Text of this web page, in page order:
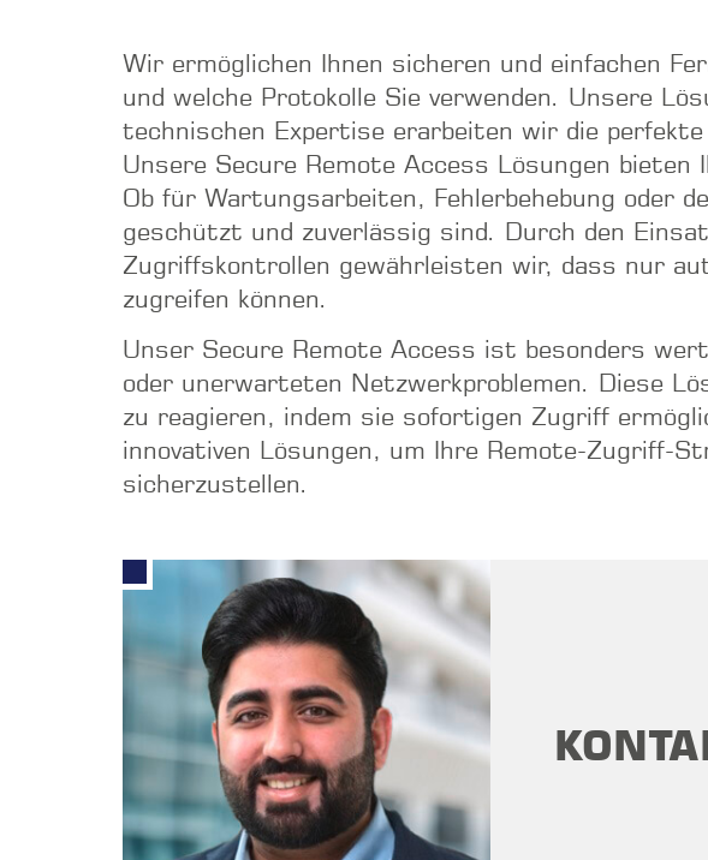
Wir ermöglichen Ihnen sicheren und einfachen
und welche Protokolle Sie verwenden. Unsere
technischen Expertise erarbeiten wir die
Unsere Secure Remote Access Lösungen
Ob für Wartungsarbeiten, Fehlerbehebung oder
geschützt und zuverlässig sind. Durch den
Zugriffskontrollen gewährleisten wir, dass nur
zugreifen können.
Unser Secure Remote Access ist besonders
oder unerwarteten Netzwerkproblemen. Diese
zu reagieren, indem sie sofortigen Zugriff
innovativen Lösungen, um Ihre Remote-Zugriff-
sicherzustellen.